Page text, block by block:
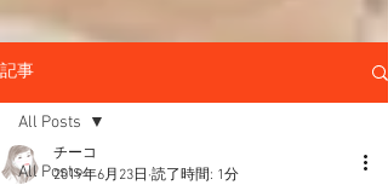
記事
All Posts
All Posts
チーコ
2019年6月23日 読了時間: 1分